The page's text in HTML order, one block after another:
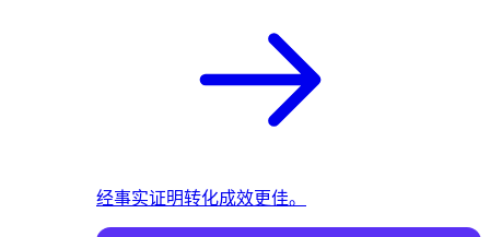
经事实证明转化成效更佳。